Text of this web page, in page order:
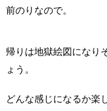
前のりなので。
帰りは地獄絵図になり
ょう。
どんな感じになるか楽